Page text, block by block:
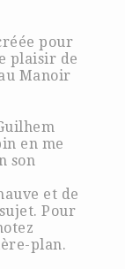
pour
plaisir de
Manoir
en me
son
et de
Pour
plan.